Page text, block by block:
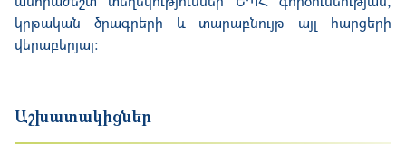
կրթական ծրագրերի և տարաբնույթ այլ հարցերի
վերաբերյալ:
Աշխատակիցներ